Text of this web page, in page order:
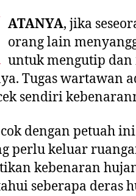
ATANYA, jika
orang lain
untuk mengutip dan
Tugas wartawan
sendiri
dengan petuah
perlu keluar
kebenaran
seberapa deras